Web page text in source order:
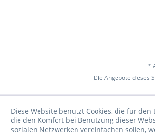
*
Die Angebote dieses
Diese Website benutzt Cookies, die für
die den Komfort bei Benutzung dieser
sozialen Netzwerken vereinfachen sollen,